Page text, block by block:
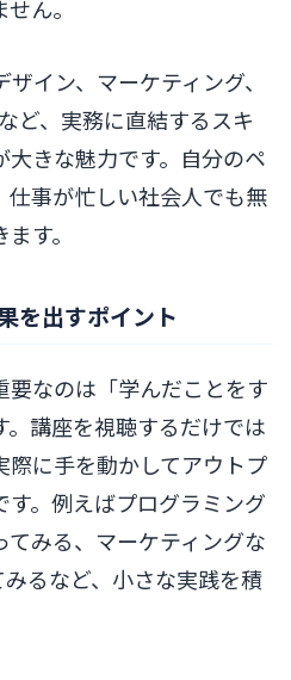
ん。
イン、マーケティング、
ど、実務に直結するスキ
きな魅力です。自分のペ
事が忙しい社会人でも無
す。
を出すポイント
なのは「学んだことをす
。講座を視聴するだけでは
に手を動かしてアウトプ
す。例えばプログラミング
みる、マーケティングな
るなど、小さな実践を積